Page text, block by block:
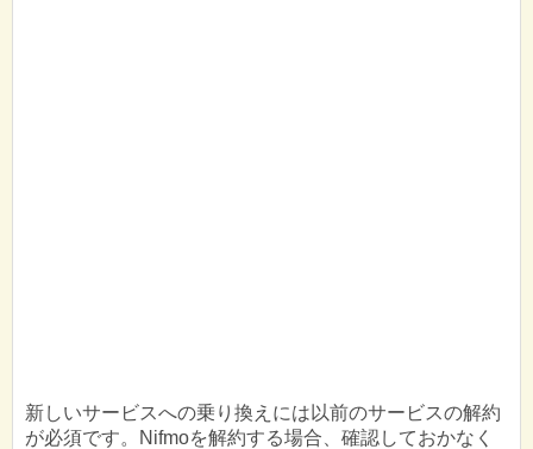
新しいサービスへの乗り換えには以前のサービスの解約
が必須です。Nifmoを解約する場合、確認しておかなく